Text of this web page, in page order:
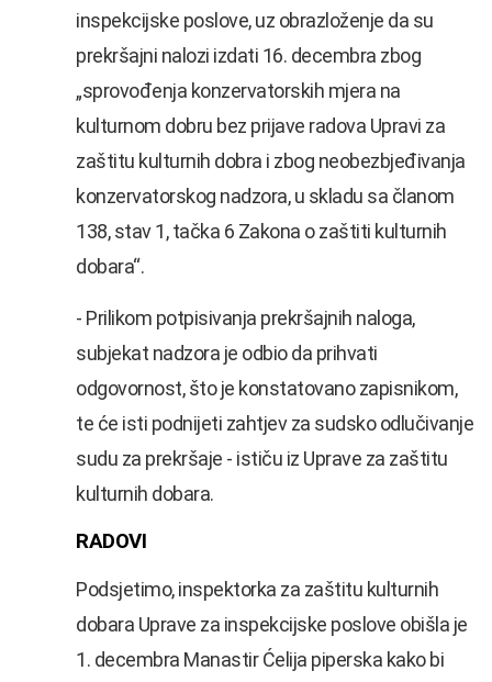
inspekcijske poslove, uz obrazloženje da su
prekršajni nalozi izdati 16. decembra zbog
„sprovođenja konzervatorskih mjera na
kulturnom dobru bez prijave radova Upravi za
zaštitu kulturnih dobra i zbog neobezbjeđivanja
konzervatorskog nadzora, u skladu sa članom
138, stav 1, tačka 6 Zakona o zaštiti kulturnih
dobara“.
- Prilikom potpisivanja prekršajnih naloga,
subjekat nadzora je odbio da prihvati
odgovornost, što je konstatovano zapisnikom,
te će isti podnijeti zahtjev za sudsko odlučivanje
sudu za prekršaje - ističu iz Uprave za zaštitu
kulturnih dobara.
RADOVI
Podsjetimo, inspektorka za zaštitu kulturnih
dobara Uprave za inspekcijske poslove obišla je
1. decembra Manastir Ćelija piperska kako bi